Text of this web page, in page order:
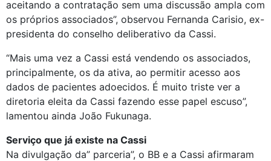
aceitando a contratação sem uma discussão ampla com
os próprios associados”, observou Fernanda Carisio, ex-
presidenta do conselho deliberativo da Cassi.
“Mais uma vez a Cassi está vendendo os associados,
principalmente, os da ativa, ao permitir acesso aos
dados de pacientes adoecidos. É muito triste ver a
diretoria eleita da Cassi fazendo esse papel escuso”,
lamentou ainda João Fukunaga.
Serviço que já existe na Cassi
Na divulgação da” parceria”, o BB e a Cassi afirmaram